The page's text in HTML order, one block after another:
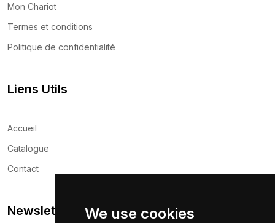
We use cookies
Mon Chariot
Termes et conditions
Politique de confidentialité
Liens Utils
Accueil
Catalogue
Contact
Newsletter